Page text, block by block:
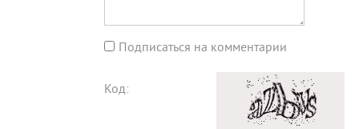
Подписаться на комментарии
Код: